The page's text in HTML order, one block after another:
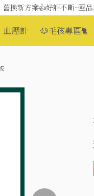
舊換新方案👍好評不斷~🆕
來可以這麼輕鬆🎌KEWPIE
血壓計 🐶毛孩專區🐈